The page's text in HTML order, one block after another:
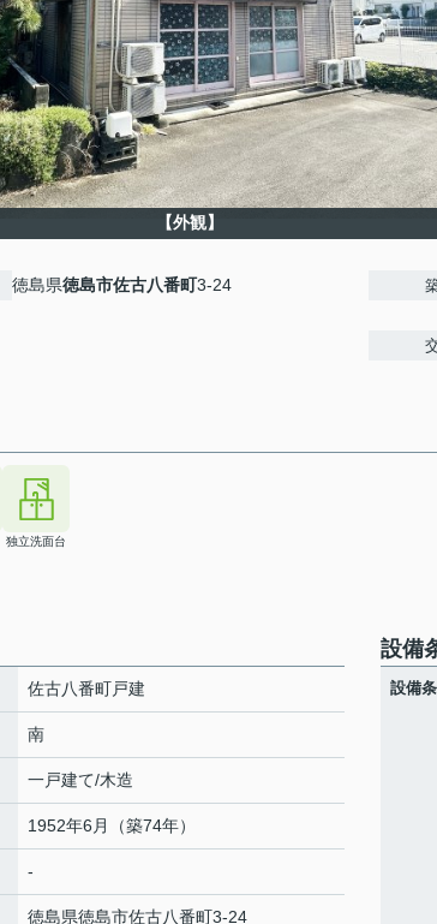
【外観】
徳島県徳島市佐古八番町3-24
独立洗面台
佐古八番町戸建
南
一戸建て/木造
1952年6月（築74年）
-
徳島県徳島市佐古八番町3-24
設備
設備